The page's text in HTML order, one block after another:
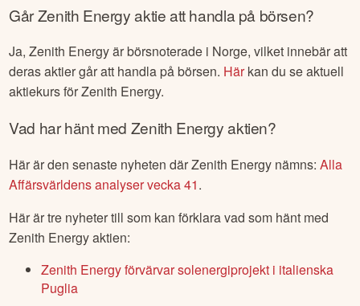
GårZenith Energyaktie att handla på börsen?
Ja,Zenith Energyär börsnoterade i Norge, vilket innebär att
deras aktier går att handla på börsen. Härkan du se aktuell
aktiekurs förZenith Energy.
Vad har hänt med Zenith Energyaktien?
Här är den senaste nyheten därZenith Energy nämns:Alla
Affärsvärldens analyser vecka 41.
Här är tre nyheter till som kan förklara vad som hänt med
Zenith Energyaktien:
Zenith Energy förvärvar solenergiprojekt i italienska
Puglia